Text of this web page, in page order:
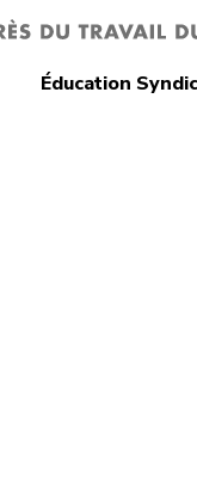
Éducation